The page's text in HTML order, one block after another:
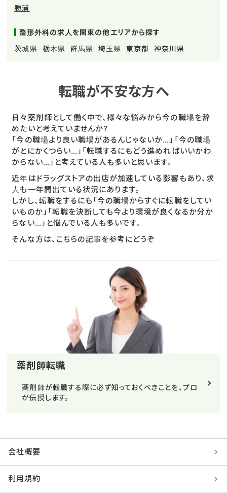
勝浦
整形外科の求人を関東の他エリアから探す
茨城県
栃木県 群馬県 埼玉県 東京都 神奈川県
転職が不安な方へ
日々薬剤師として働く中で、様々な悩みから今の職場を辞
めたいと考えていませんか?
「今の職場より良い職場があるんじゃないか…」「今の職場
がとにかくつらい…」「転職するにもどう進めればいいかわ
からない…」と考えている人も多いと思います。
近年はドラッグストアの出店が加速している影響もあり、求
人も一年間出ている状況にあります。
しかし、転職をするにも「今の職場からすぐに転職をしてい
いものか」「転職を決断しても今より環境が良くなるか分か
らない…」と悩んでいる人も多いです。
そんな方は、こちらの記事を参考にどうぞ
薬剤師転職
薬剤師が転職する際に必ず知っておくべきことを、プロ
が伝授します。
会社概要
利用規約